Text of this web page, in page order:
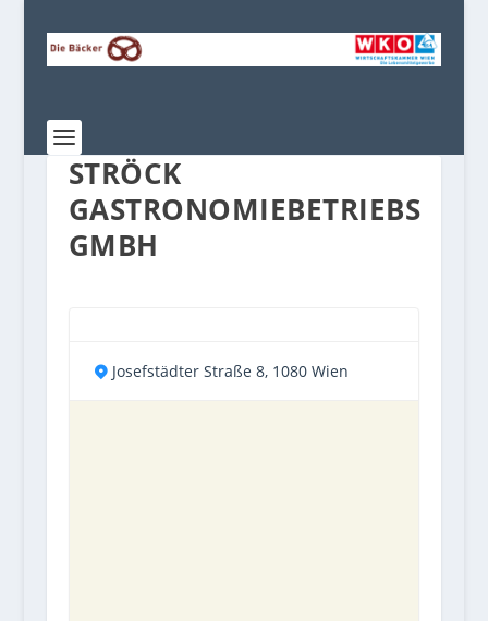
STRÖCK
GASTRONOMIEBETRIEBS
GMBH
Josefstädter Straße 8, 1080 Wien